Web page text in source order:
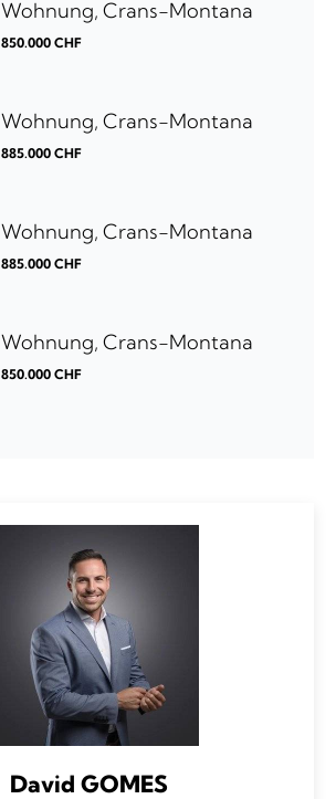
Wohnung, Crans-Montana
850.000 CHF
Wohnung, Crans-Montana
885.000 CHF
Wohnung, Crans-Montana
885.000 CHF
Wohnung, Crans-Montana
850.000 CHF
David GOMES